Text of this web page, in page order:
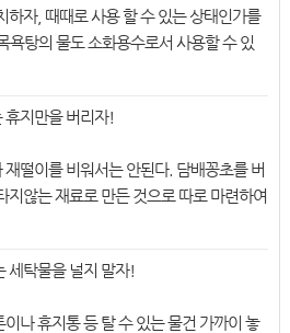
하자, 때때로 사용 할 수 있는 상태인가를
욕탕의 물도 소화용수로서 사용할 수 있
휴지만을 버리자!
재떨이를 비워서는 안된다. 담배꽁초를 버
지않는 재료로 만든 것으로 따로 마련하여
세탁물을 널지 말자!
이나 휴지통 등 탈 수 있는 물건 가까이 놓